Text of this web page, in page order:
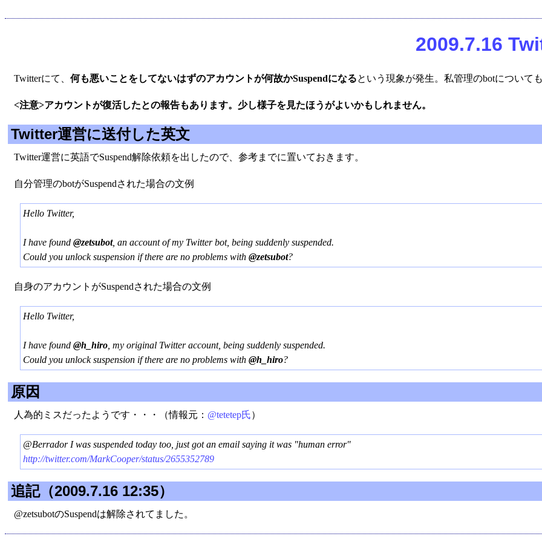
2009.7.16
Twitterにて、 何も悪いことをしてないはずのアカウントが何故かSuspendになるという現象が発生。私管理のbotについても
<注意>アカウントが復活したとの報告もあります。少し様子を見たほうがよいかもしれません。
Twitter運営に送付した英文
Twitter運営に英語でSuspend解除依頼を出したので、参考までに置いておきます。
自分管理のbotがSuspendされた場合の文例
Hello Twitter,
I have found @zetsubot, an account of my Twitter bot, being suddenly suspended.
Could you unlock suspension if there are no problems with @zetsubot?
自身のアカウントがSuspendされた場合の文例
Hello Twitter,
I have found @h_hiro , my original Twitter account, being suddenly suspended.
Could you unlock suspension if there are no problems with @h_hiro?
原因
人為的ミスだったようです・・・（情報元： @tetetep氏）
@Berrador I was suspended today too, just got an email saying it was "human error"
http://twitter.com/MarkCooper/status/2655352789
追記（2009.7.16 12:35）
@zetsubotのSuspendは解除されてました。